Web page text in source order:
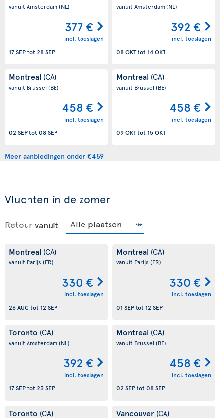
vanuit Amsterdam(NL)
377 €
incl. toeslagen
17 SEPtot 28 SEP
vanuit Amsterdam(NL)
392 €
incl. toeslagen
08 OKTtot 14 OKT
Montreal (CA)
vanuit Brussel(BE)
458 €
incl. toeslagen
02 SEPtot 08 SEP
Montreal (CA)
vanuit Brussel(BE)
458 €
incl. toeslagen
09 OKTtot 15 OKT
Meer aanbiedingen onder €459
Vluchten in de zomer
Retour vanuit
Montreal (CA)
vanuit Parijs (FR)
330 €
incl. toeslagen
26 AUG tot 12 SEP
Montreal (CA)
vanuit Parijs (FR)
330 €
incl. toeslagen
01 SEPtot 12 SEP
Toronto (CA)
vanuit Amsterdam(NL)
392 €
incl. toeslagen
17 SEPtot 23 SEP
Montreal (CA)
vanuit Brussel (BE)
458 €
incl. toeslagen
02 SEPtot 08 SEP
Toronto (CA) Vancouver (CA)